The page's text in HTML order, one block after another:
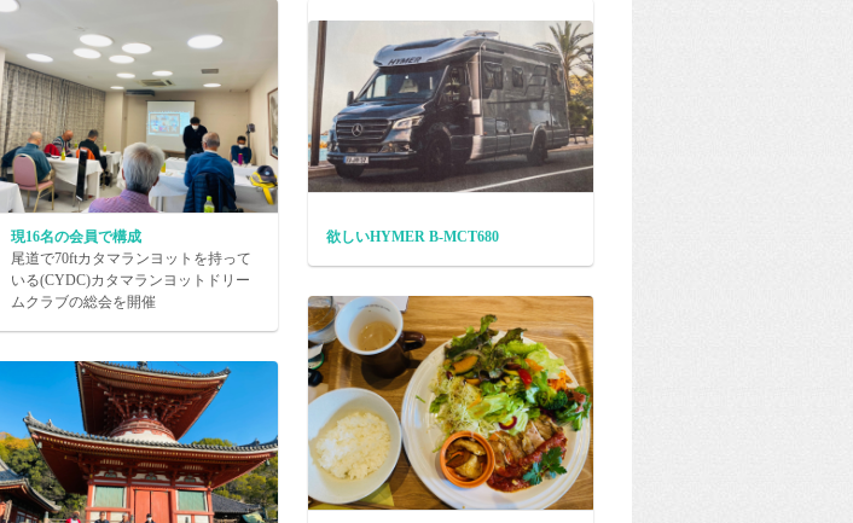
現16名の会員で構成
尾道で70ftカタマランヨットを持って
いる(CYDC)カタマランヨットドリー
ムクラブの総会を開催
欲しいHYMER B-MCT680